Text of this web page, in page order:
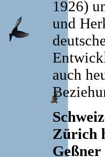
1926)
und
auch
Zürich
Geßner